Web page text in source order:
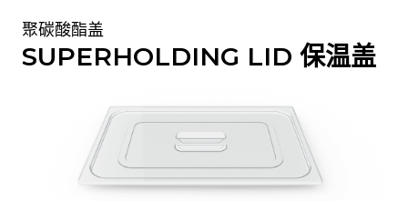
聚碳酸酯盖
SUPERHOLDING LID 保温盖